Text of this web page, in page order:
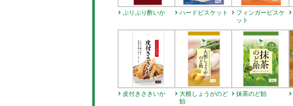
ぷりぷり酢いか ハードビスケット
フィンガービスケ
ット
皮付きさきいか
大根しょうがのど
飴
抹茶のど飴